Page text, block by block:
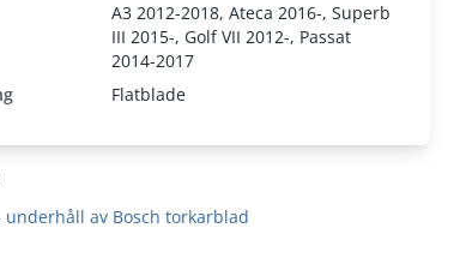
A3 2012-2018, Ateca 2016-, Superb
III 2015-, Golf VII 2012-, Passat
2014-2017
Flatblade
underhåll av Bosch torkarblad